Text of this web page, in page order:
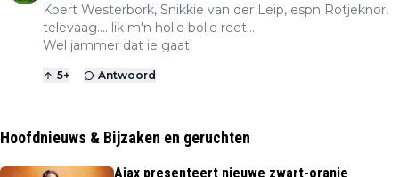
Koert Westerbork, Snikkie van der Leip, espn Rotjeknor,
televaag.... lik m'n holle bolle reet...
Wel jammer dat ie gaat.
5+ Antwoord
Hoofdnieuws & Bijzaken en geruchten
Ajax presenteert nieuwe zwart-oranje